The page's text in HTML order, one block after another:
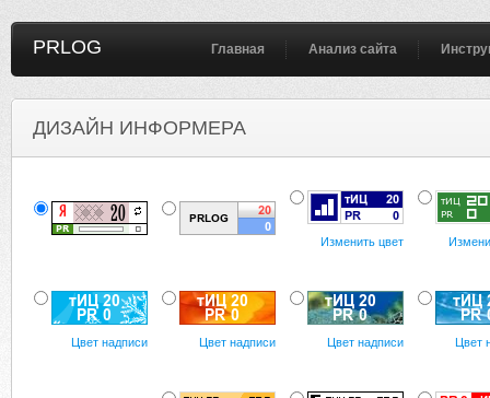
PRLOG Главная Анализ сайта
ДИЗАЙН ИНФОРМЕРА
Изменить цвет
Цвет надписи Цвет надписи Цвет надписи Цвет